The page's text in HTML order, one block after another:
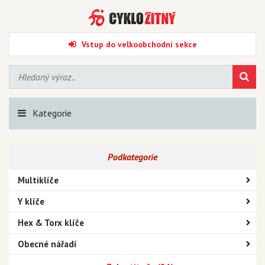
Vstup do velkoobchodní sekce
Kategorie
Podkategorie
Multiklíče
Y klíče
Hex & Torx klíče
Obecné nářadí